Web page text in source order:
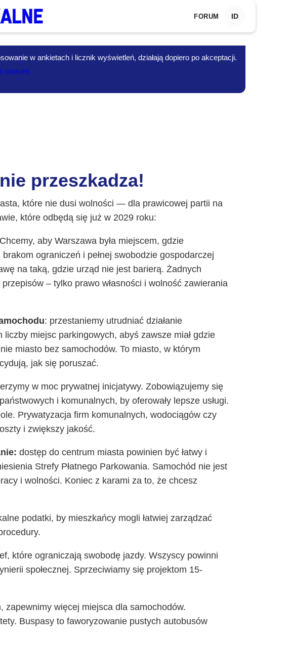
FORUM ID
w ankietach i licznik wyświetleń, działają dopiero po akceptacji.
cookies
przeszkadza!
które nie dusi wolności — dla prawicowej partii na
które odbędą się już w 2029 roku:
Chcemy, aby Warszawa była miejscem, gdzie
ograniczeń i pełnej swobodzie gospodarczej
na taką, gdzie urząd nie jest barierą. Żadnych
– tylko prawo własności i wolność zawierania
: przestaniemy utrudniać działanie
miejsc parkingowych, abyś zawsze miał gdzie
miasto bez samochodów. To miasto, w którym
jak się poruszać.
w moc prywatnej inicjatywy. Zobowiązujemy się
i komunalnych, by oferowały lepsze usługi.
Prywatyzacja firm komunalnych, wodociągów czy
i zwiększy jakość.
dostęp do centrum miasta powinien być łatwy i
Strefy Płatnego Parkowania. Samochód nie jest
i wolności. Koniec z karami za to, że chcesz
podatki, by mieszkańcy mogli łatwiej zarządzać
które ograniczają swobodę jazdy. Wszyscy powinni
społecznej. Sprzeciwiamy się projektom 15-
zapewnimy więcej miejsca dla samochodów.
Buspasy to faworyzowanie pustych autobusów